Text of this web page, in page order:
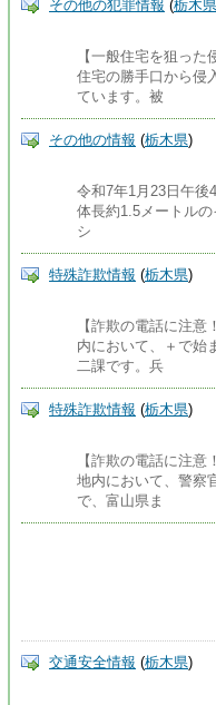
その他の犯罪情報 (栃木県
【一般住宅を狙っ
住宅の勝手口から侵
ています。被
その他の情報 (栃木県)
令和7年1月23日午後
体長約1.5メートル
シ
特殊詐欺情報 (栃木県)
【詐欺の電話に注
内において、＋で始
二課です。兵
特殊詐欺情報 (栃木県)
【詐欺の電話に注
地内において、警察
で、富山県ま
交通安全情報 (栃木県)